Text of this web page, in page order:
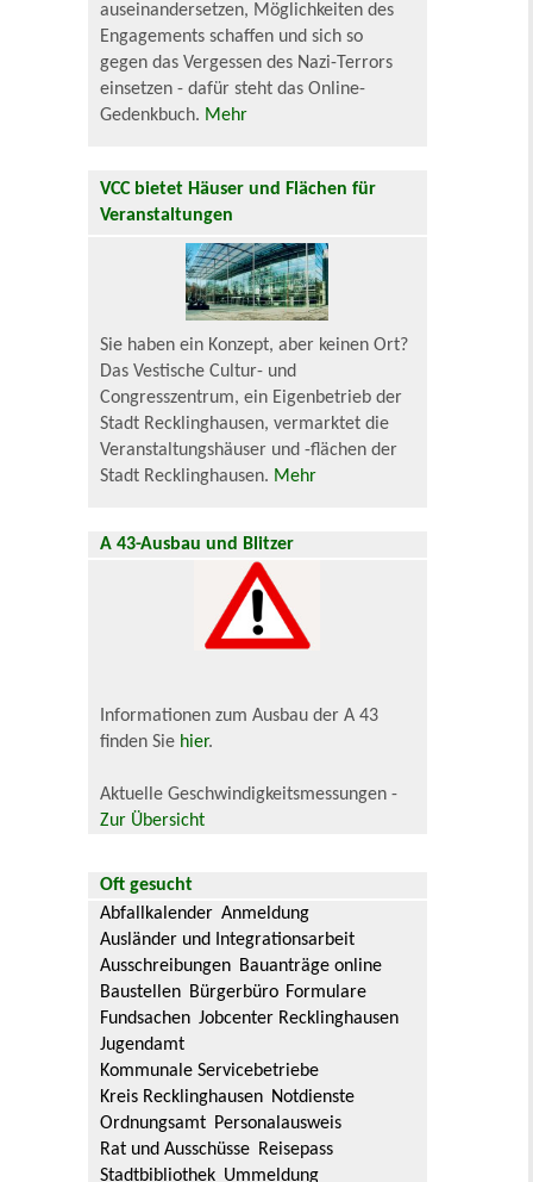
auseinandersetzen, Möglichkeiten des
Engagements schaffen und sich so
gegen das Vergessen des Nazi-Terrors
einsetzen - dafür steht das Online-
Gedenkbuch. Mehr
VCC bietet Häuser und Flächen für
Veranstaltungen
Sie haben ein Konzept, aber keinen Ort?
Das Vestische Cultur- und
Congresszentrum, ein Eigenbetrieb der
Stadt Recklinghausen, vermarktet die
Veranstaltungshäuser und -flächen der
Stadt Recklinghausen. Mehr
A 43-Ausbau und Blitzer
Informationen zum Ausbau der A 43
finden Sie hier.
Aktuelle Geschwindigkeitsmessungen -
Zur Übersicht
Oft gesucht
Abfallkalender Anmeldung
Ausländer und Integrationsarbeit
Ausschreibungen Bauanträge online
Baustellen Bürgerbüro Formulare
Fundsachen Jobcenter Recklinghausen
Jugendamt
Kommunale Servicebetriebe
Kreis Recklinghausen Notdienste
Ordnungsamt Personalausweis
Rat und Ausschüsse Reisepass
Stadtbibliothek Ummeldung